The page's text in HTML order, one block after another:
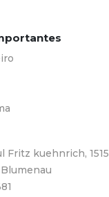
Fritz kuehnrich, 1515